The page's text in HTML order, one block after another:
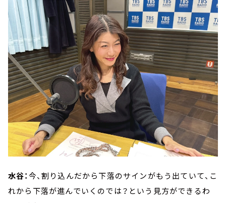
水谷：今、割り込んだから下落のサインがもう出ていて、こ
れから下落が進んでいくのでは？という見方ができるわ